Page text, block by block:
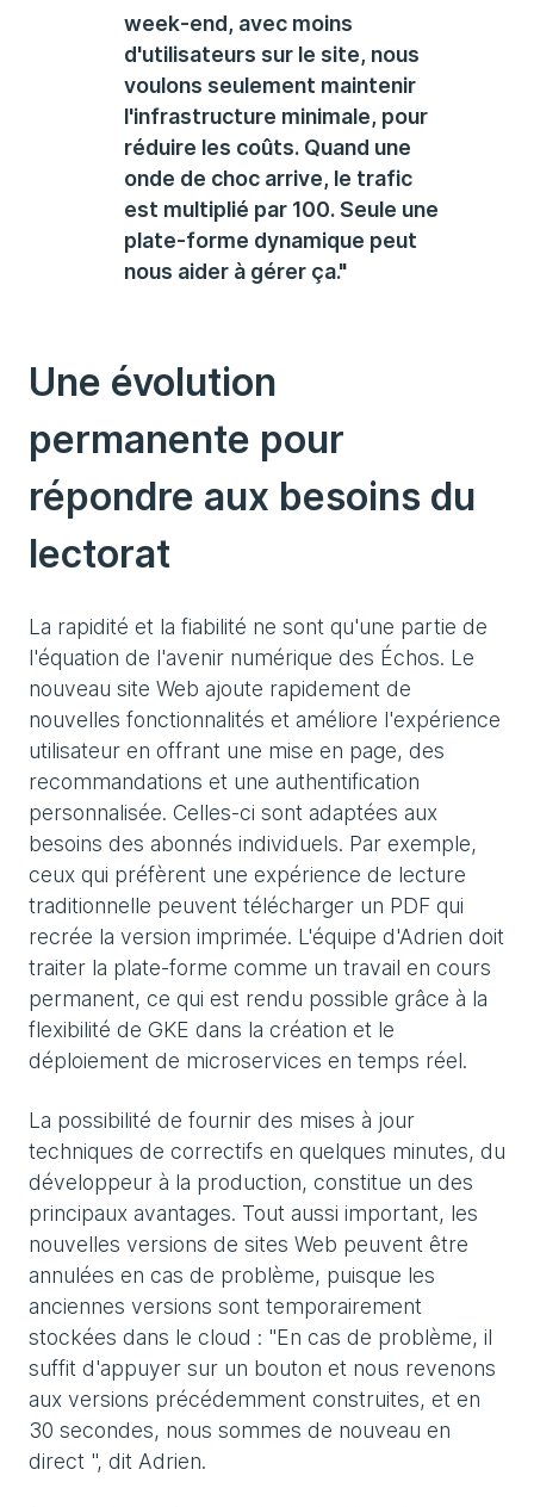
week-end, avec moins
d'utilisateurs sur le site, nous
voulons seulement maintenir
l'infrastructure minimale, pour
réduire les coûts. Quand une
onde de choc arrive, le trafic
est multiplié par 100. Seule une
plate-forme dynamique peut
nous aider à gérer ça."
Une évolution
permanente pour
répondre aux besoins du
lectorat
La rapidité et la fiabilité ne sont qu'une partie de
l'équation de l'avenir numérique des Échos. Le
nouveau site Web ajoute rapidement de
nouvelles fonctionnalités et améliore l'expérience
utilisateur en offrant une mise en page, des
recommandations et une authentification
personnalisée. Celles-ci sont adaptées aux
besoins des abonnés individuels. Par exemple,
ceux qui préfèrent une expérience de lecture
traditionnelle peuvent télécharger un PDF qui
recrée la version imprimée. L'équipe d'Adrien doit
traiter la plate-forme comme un travail en cours
permanent, ce qui est rendu possible grâce à la
flexibilité de GKE dans la création et le
déploiement de microservices en temps réel.
La possibilité de fournir des mises à jour
techniques de correctifs en quelques minutes, du
développeur à la production, constitue un des
principaux avantages. Tout aussi important, les
nouvelles versions de sites Web peuvent être
annulées en cas de problème, puisque les
anciennes versions sont temporairement
stockées dans le cloud : "En cas de problème, il
suffit d'appuyer sur un bouton et nous revenons
aux versions précédemment construites, et en
30 secondes, nous sommes de nouveau en
direct ", dit Adrien.